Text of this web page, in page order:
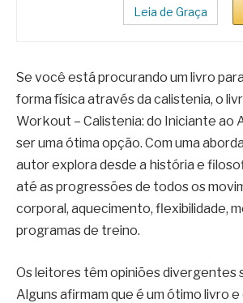
Leia de Graça
Se você está procurando um livro
forma física através da calistenia, o
Workout – Calistenia: do Iniciante ao
ser uma ótima opção. Com uma
autor explora desde a história e
até as progressões de todos os
corporal, aquecimento, flexibilidade,
programas de treino.
Os leitores têm opiniões divergentes
Alguns afirmam que é um ótimo livro e